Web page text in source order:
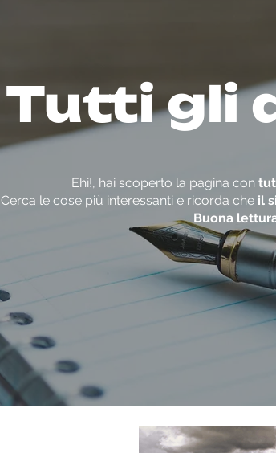
Tutti gli
Ehi!, hai scoperto la pagina con
Cerca le cose più interessanti e ricorda che il
Buona